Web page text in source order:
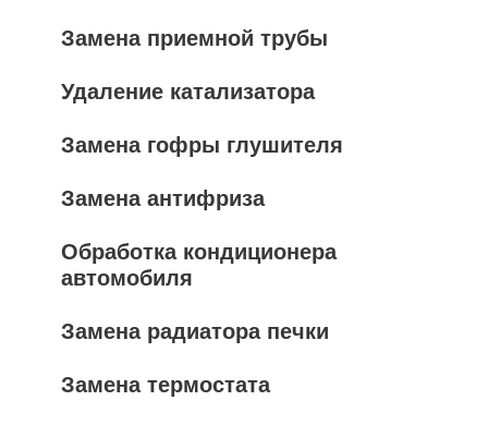
Замена приемной трубы
Удаление катализатора
Замена гофры глушителя
Замена антифриза
Обработка кондиционера
автомобиля
Замена радиатора печки
Замена термостата